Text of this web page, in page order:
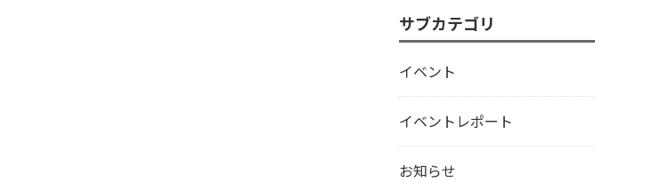
サブカテゴリ
イベント
イベントレポート
お知らせ